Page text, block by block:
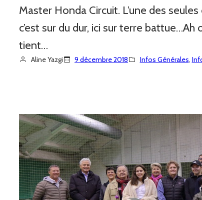
Master Honda Circuit. L’une des
c’est sur du dur, ici sur terre
tient…
Aline Yazgi 9 décembre 2018 Infos Générales,